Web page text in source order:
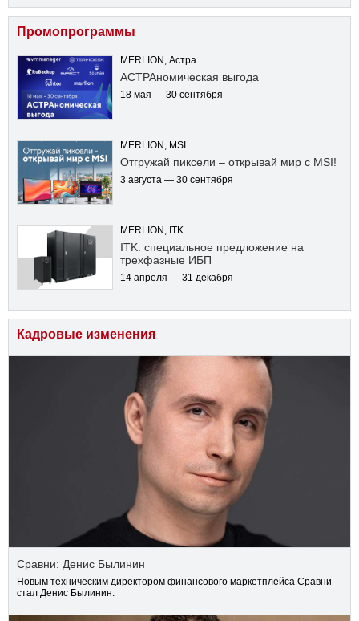
Промопрограммы
MERLION, Астра
АСТРАномическая выгода
18 мая — 30 сентября
MERLION, MSI
Отгружай пиксели – открывай мир с MSI!
3 августа — 30 сентября
MERLION, ITK
ITK: специальное предложение на
трехфазные ИБП
14 апреля — 31 декабря
Кадровые изменения
Сравни: Денис Былинин
Новым техническим директором финансового маркетплейса Сравни
стал Денис Былинин.